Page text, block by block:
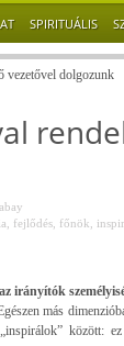
SPIRITUÁLIS
vezetővel dolgozunk
fejlődés főnök
az irányítók
más
között: